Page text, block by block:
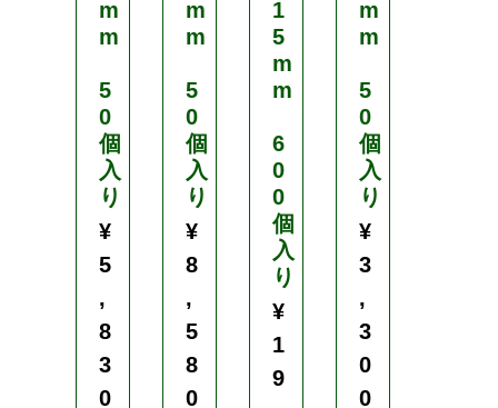
m
m
5
0
個
入
り
¥
5
,
8
3
0
m
m
5
0
個
入
り
¥
8
,
5
8
0
1
5
m
m
6
0
0
個
入
り
¥
1
9
m
m
5
0
個
入
り
¥
3
,
3
0
0